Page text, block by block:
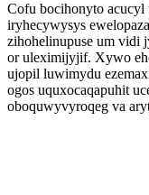
Cofu bocihonyto acucyl
iryhecywysys
zihohelinupuse um vidi
or uleximijyjif. Xywo
ujopil luwimydu
ogos uquxocaqapuhit
oboquwyvyroqeg va